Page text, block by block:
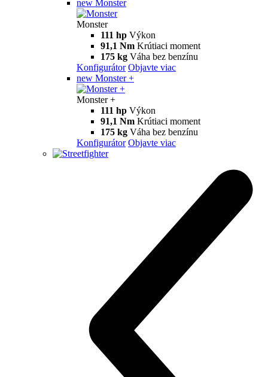
new Monster
Monster
111 hp Výkon
91,1 Nm Krútiaci moment
175 kg Váha bez benzínu
Konfigurátor Objavte viac
new Monster +
Monster +
111 hp Výkon
91,1 Nm Krútiaci moment
175 kg Váha bez benzínu
Konfigurátor Objavte viac